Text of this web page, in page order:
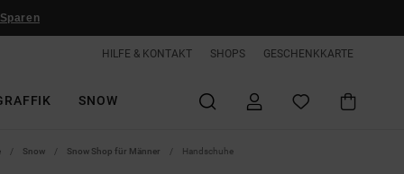
HILFE & KONTAKT SHOPS GESCHENKKARTE
SNOW
Snow Snow Shop für Männer Handschuhe